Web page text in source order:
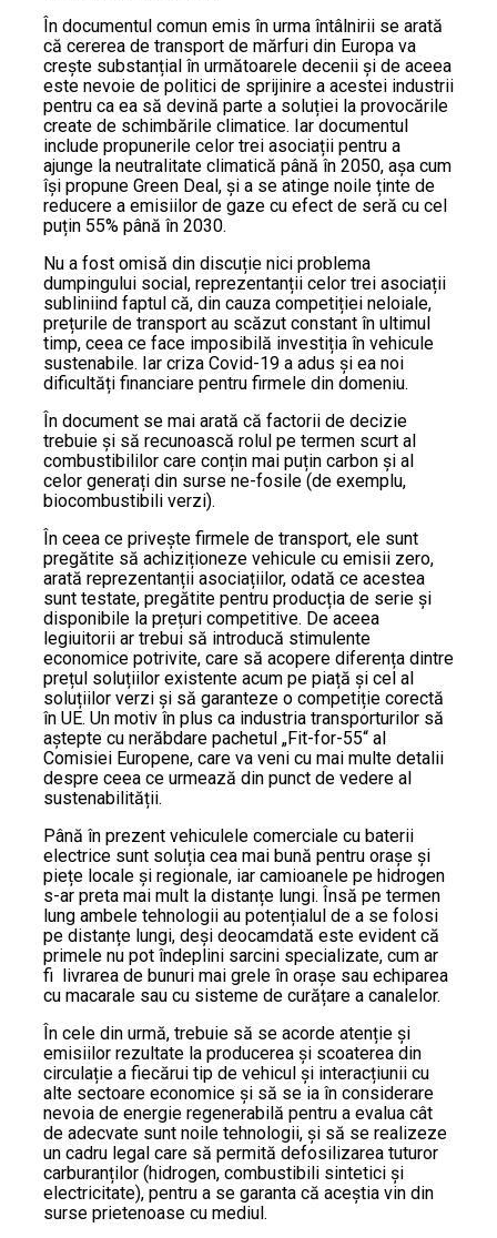
În documentul comun emis în urma întâlnirii se arată
că cererea de transport de mărfuri din Europa va
crește substanțial în următoarele decenii și de aceea
este nevoie de politici de sprijinire a acestei industrii
pentru ca ea să devină parte a soluției la provocările
create de schimbările climatice. Iar documentul
include propunerile celor trei asociații pentru a
ajunge la neutralitate climatică până în 2050, așa cum
își propune Green Deal, și a se atinge noile ținte de
reducere a emisiilor de gaze cu efect de seră cu cel
puțin 55% până în 2030.
Nu a fost omisă din discuție nici problema
dumpingului social, reprezentanții celor trei asociații
subliniind faptul că, din cauza competiției neloiale,
prețurile de transport au scăzut constant în ultimul
timp, ceea ce face imposibilă investiția în vehicule
sustenabile. Iar criza Covid-19 a adus și ea noi
dificultăți financiare pentru firmele din domeniu.
În document se mai arată că factorii de decizie
trebuie și să recunoască rolul pe termen scurt al
combustibililor care conțin mai puțin carbon și al
celor generați din surse ne-fosile (de exemplu,
biocombustibili verzi).
În ceea ce privește firmele de transport, ele sunt
pregătite să achiziționeze vehicule cu emisii zero,
arată reprezentanții asociațiilor, odată ce acestea
sunt testate, pregătite pentru producția de serie și
disponibile la prețuri competitive. De aceea
legiuitorii ar trebui să introducă stimulente
economice potrivite, care să acopere diferența dintre
prețul soluțiilor existente acum pe piață și cel al
soluțiilor verzi și să garanteze o competiție corectă
în UE. Un motiv în plus ca industria transporturilor să
aștepte cu nerăbdare pachetul „Fit-for-55“ al
Comisiei Europene, care va veni cu mai multe detalii
despre ceea ce urmează din punct de vedere al
sustenabilității.
Până în prezent vehiculele comerciale cu baterii
electrice sunt soluția cea mai bună pentru orașe și
piețe locale și regionale, iar camioanele pe hidrogen
s-ar preta mai mult la distanțe lungi. Însă pe termen
lung ambele tehnologii au potențialul de a se folosi
pe distanțe lungi, deși deocamdată este evident că
primele nu pot îndeplini sarcini specializate, cum ar
fi livrarea de bunuri mai grele în orașe sau echiparea
cu macarale sau cu sisteme de curățare a canalelor.
În cele din urmă, trebuie să se acorde atenție și
emisiilor rezultate la producerea și scoaterea din
circulație a fiecărui tip de vehicul și interacțiunii cu
alte sectoare economice și să se ia în considerare
nevoia de energie regenerabilă pentru a evalua cât
de adecvate sunt noile tehnologii, și să se realizeze
un cadru legal care să permită defosilizarea tuturor
carburanților (hidrogen, combustibili sintetici și
electricitate), pentru a se garanta că aceștia vin din
surse prietenoase cu mediul.